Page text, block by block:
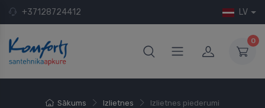
+37128724412 LV
0
Sākums Izlietnes Izlietnes piederumi